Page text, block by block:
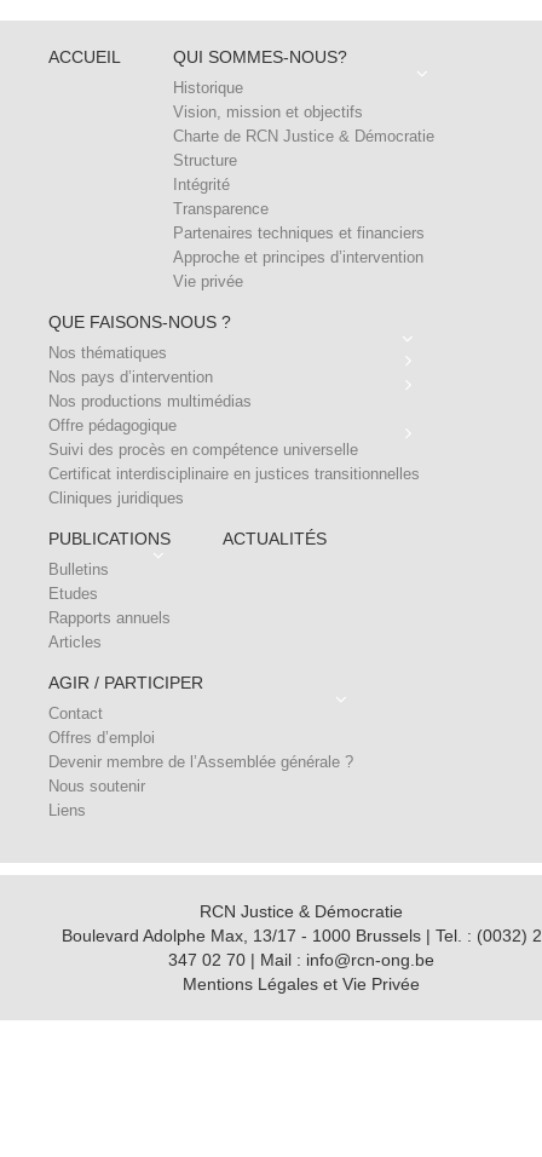
ACCUEIL QUI SOMMES-NOUS?
Historique
Vision, mission et objectifs
Charte de RCN Justice & Démocratie
Structure
Intégrité
Transparence
Partenaires techniques et financiers
Approche et principes d’intervention
Vie privée
QUE FAISONS-NOUS ?
Nos thématiques
Nos pays d’intervention
Nos productions multimédias
Offre pédagogique
Suivi des procès en compétence universelle
Certificat interdisciplinaire en justices transitionnelles
Cliniques juridiques
PUBLICATIONS
Bulletins
Etudes
Rapports annuels
Articles
ACTUALITÉS
AGIR / PARTICIPER
Contact
Offres d’emploi
Devenir membre de l’Assemblée générale ?
Nous soutenir
Liens
RCN Justice & Démocratie
Boulevard Adolphe Max, 13/17 - 1000 Brussels | Tel. : (0032) 2
347 02 70 | Mail : info@rcn-ong.be
Mentions Légales et Vie Privée